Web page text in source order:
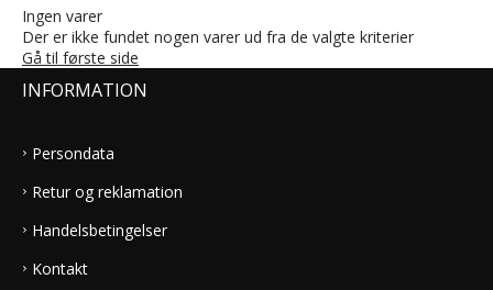
Ingen varer
Der er ikke fundet nogen varer ud fra de valgte kriterier
Gå til første side
INFORMATION
Persondata
Retur og reklamation
Handelsbetingelser
Kontakt